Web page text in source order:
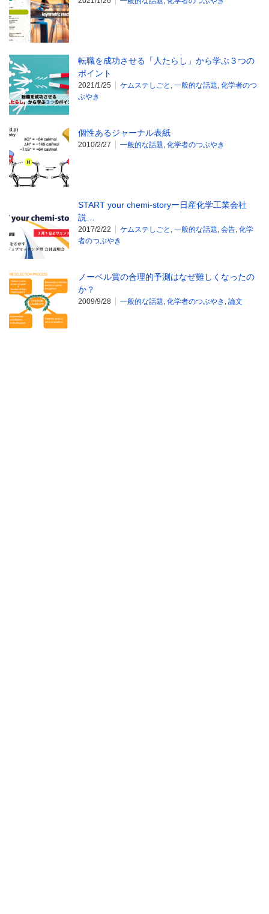
転職を成功させる「人たらし」から学ぶ３つの
ポイント
2021/1/25 ケムステしごと , 一般的な話題, 化学者のつ
ぶやき
個性あるジャーナル表紙
2010/2/27 一般的な話題, 化学者のつぶやき
START your chemi-storyー日産化学工業会社
説…
2017/2/22 ケムステしごと , 一般的な話題, 会告, 化学
者のつぶやき
ノーベル賞の合理的予測はなぜ難しくなったの
か？
2009/9/28 一般的な話題, 化学者のつぶやき , 論文